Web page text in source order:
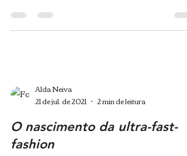
Alda Neiva
21 de jul. de 2021
2 min de leitura
O nascimento da ultra-fast-
fashion